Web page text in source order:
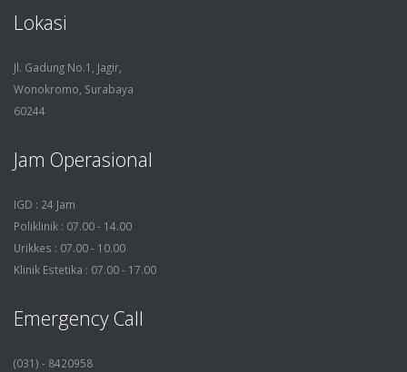
Lokasi
Jl. Gadung No.1, Jagir,
Wonokromo, Surabaya
60244
Jam Operasional
IGD : 24 Jam
Poliklinik : 07.00 - 14.00
Urikkes : 07.00 - 10.00
Klinik Estetika : 07.00 - 17.00
Emergency Call
(031) - 8420958